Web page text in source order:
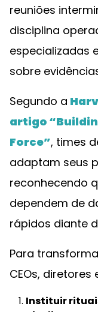
reuniões
disciplina
especializadas
sobre
Segundo a
artigo
Force”, times
adaptam seus
reconhecendo
dependem de
rápidos diante
Para
CEOs,
Instituir